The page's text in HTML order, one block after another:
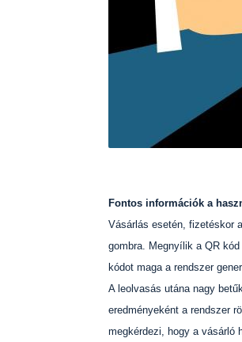
Fontos információk a
Vásárlás esetén, fizetéskor
gombra. Megnyílik a QR
kódot maga a rendszer
A leolvasás utána nagy
eredményeként a rendszer
megkérdezi, hogy a vásárló